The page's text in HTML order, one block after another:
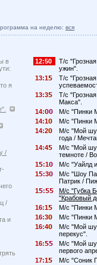
на неделю: вся
в
я
/
/
и
12:50
Т/с
ужин".
13:1
Т/с
13:3
Т/с
Макса".
14:
М/с "Пинки
14:1
М/с "Пинки
14:2
М/с "Мой
года /
14:4
М/с "Мой
темноте /
1
:1
М/с "Уайлд
1
:3
М/с "Шоу
Патрик /
1
:
М/с "Губка
"Крабовый
16:1
М/с "Пинки
16:3
М/с "Пинки
16:4
М/с "Мой
перекус".
16:
М/с "Мой
первого
17:1
М/с "Соник